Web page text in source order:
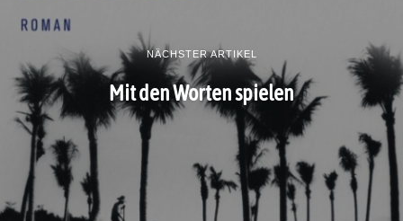
NÄCHSTER ARTIKEL
Mit den Worten spielen